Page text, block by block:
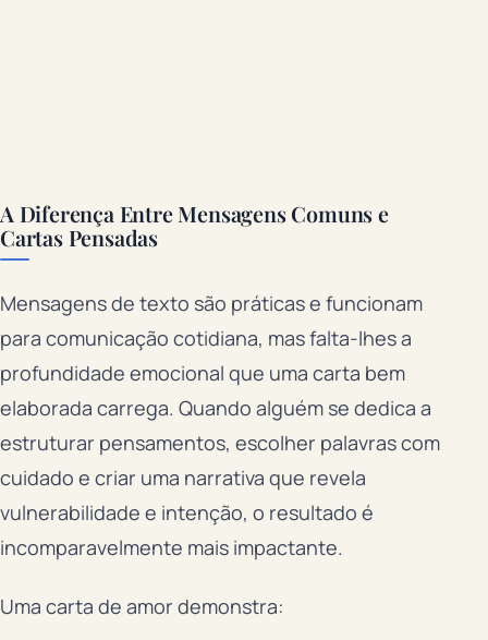
A Diferença Entre Mensagens Comuns e
Cartas Pensadas
Mensagens de texto são práticas e funcionam
para comunicação cotidiana, mas falta-lhes a
profundidade emocional que uma carta bem
elaborada carrega. Quando alguém se dedica a
estruturar pensamentos, escolher palavras com
cuidado e criar uma narrativa que revela
vulnerabilidade e intenção, o resultado é
incomparavelmente mais impactante.
Uma carta de amor demonstra: